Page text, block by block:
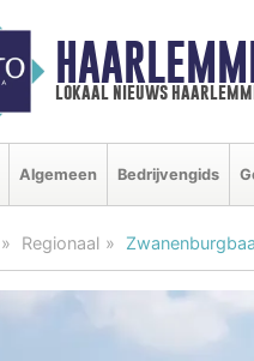
lokaal nieuws
Algemeen Bedrijvengids
Regionaal